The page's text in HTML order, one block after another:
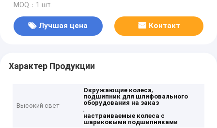
MOQ：1 шт.
Лучшая цена Контакт
Характер Продукции
Высокий свет
Окружающие колеса,
подшипник для шлифовального
оборудования на заказ
,
настраиваемые колеса с
шариковыми подшипниками